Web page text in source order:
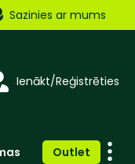
Sazinies ar mums
Ienākt/Reģistrēties
Outlet